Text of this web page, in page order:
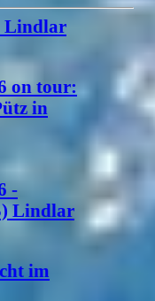
Lindlar
on tour:
in
-
Lindlar
im